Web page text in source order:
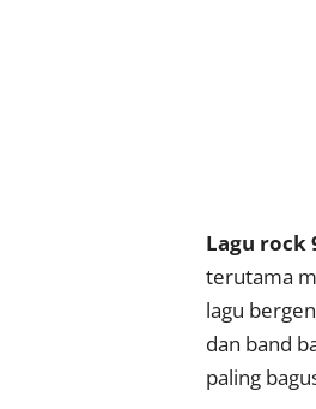
Lagu rock
terutama
lagu
dan band
paling